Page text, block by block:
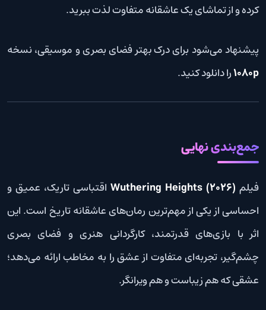
کرده و از تماشای یک عاشقانه متفاوت لذت ببرید.
پیشنهاد می‌شود برای درک بهتر فضای بصری و موسیقی، نسخه
1080pرا دانلود کنید.
جمع‌بندی نهایی
فیلم Wuthering Heights (2026) اقتباسی تاریک، عمیق و
احساسی از یکی از مهم‌ترین رمان‌های عاشقانه تاریخ است. این
اثر با بازی‌های قدرتمند، کارگردانی هنری و فضای بصری
چشم‌گیر، تجربه‌ای متفاوت از عشق را به مخاطب ارائه می‌دهد؛
عشقی که هم زیباست و هم ویرانگر.